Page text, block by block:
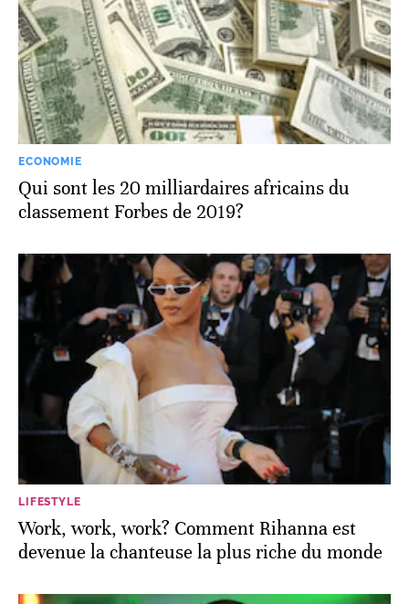
ECONOMIE
Qui sont les 20 milliardaires africains du
classement Forbes de 2019?
LIFESTYLE
Work, work, work? Comment Rihanna est
devenue la chanteuse la plus riche du monde